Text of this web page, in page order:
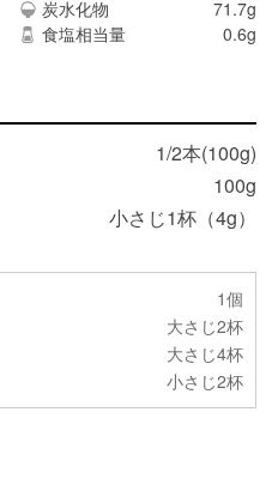
炭水化物
71.7g
食塩相当量 0.6g
1/2本(100g)
100g
小さじ1杯（4g）
1個
大さじ2杯
大さじ4杯
小さじ2杯